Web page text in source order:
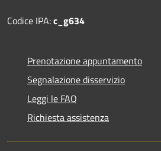
Codice IPA:c_g634
Prenotazione appuntamento
Segnalazione disservizio
Leggi le FAQ
Richiesta assistenza